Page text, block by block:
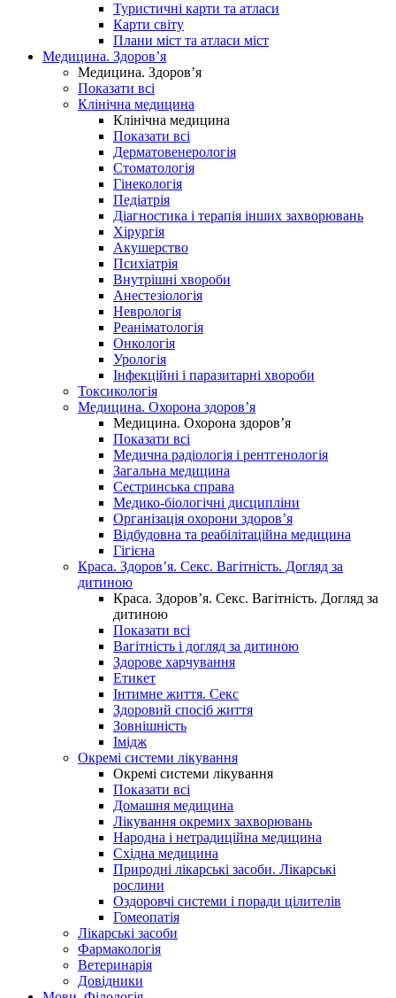
Туристичні карти та атласи
Карти світу
Плани міст та атласи міст
Медицина. Здоров’я
Медицина. Здоров’я
Показати всі
Клінічна медицина
Клінічна медицина
Показати всі
Дерматовенерологія
Стоматологія
Гінекологія
Педіатрія
Діагностика і терапія інших захворювань
Хірургія
Акушерство
Психіатрія
Внутрішні хвороби
Анестезіологія
Неврологія
Реаніматологія
Онкологія
Урологія
Інфекційні і паразитарні хвороби
Токсикологія
Медицина. Охорона здоров’я
Медицина. Охорона здоров’я
Показати всі
Медична радіологія і рентгенологія
Загальна медицина
Сестринська справа
Медико-біологічні дисципліни
Організація охорони здоров’я
Відбудовна та реабілітаційна медицина
Гігієна
Краса. Здоров’я. Секс. Вагітність. Догляд за
дитиною
Краса. Здоров’я. Секс. Вагітність. Догляд за
дитиною
Показати всі
Вагітність і догляд за дитиною
Здорове харчування
Етикет
Інтимне життя. Секс
Здоровий спосіб життя
Зовнішність
Імідж
Окремі системи лікування
Окремі системи лікування
Показати всі
Домашня медицина
Лікування окремих захворювань
Народна і нетрадиційна медицина
Східна медицина
Природні лікарські засоби. Лікарські
рослини
Оздоровчі системи і поради цілителів
Гомеопатія
Лікарські засоби
Фармакологія
Ветеринарія
Довідники